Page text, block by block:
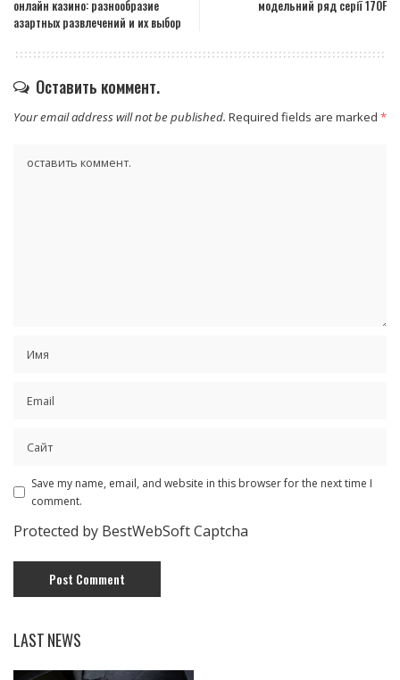
онлайн казино: разнообразие
азартных развлечений и их выбор
модельний ряд серії 170F
Оставить коммент.
Your email address will not be published. Required fields are marked *
Save my name, email, and website in this browser for the next time I
comment.
Protected by BestWebSoft Captcha
LAST NEWS